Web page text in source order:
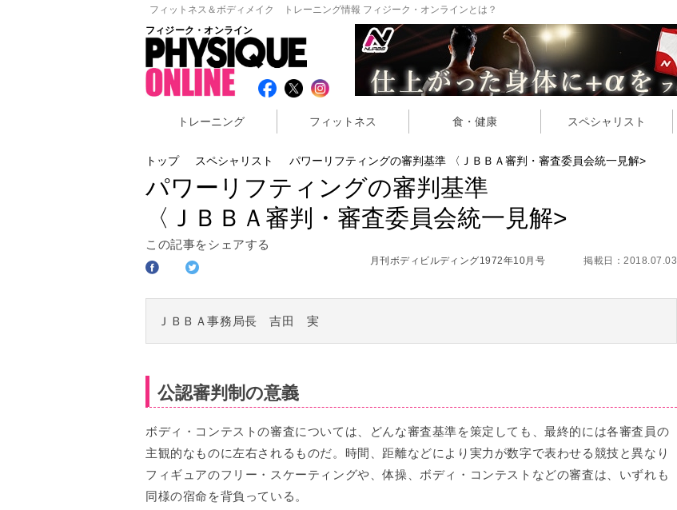
フィットネス＆ボディメイク トレーニング情報 フィジーク・オンラインとは？
フィジーク・オンライン
トレーニング フィットネス 食・健康 スペシャリスト
トップ スペシャリスト パワーリフティングの審判基準 〈ＪＢＢＡ審判・審査委員会統一見解>
パワーリフティングの審判基準
〈ＪＢＢＡ審判・審査委員会統一見解>
この記事をシェアする
月刊ボディビルディング1972年10月号 掲載日：2018.07.03
ＪＢＢＡ事務局長 吉田 実
公認審判制の意義
ボディ・コンテストの審査については、どんな審査基準を策定しても、最終的には各審査員の
主観的なものに左右されるものだ。時間、距離などにより実力が数字で表わせる競技と異なり
フィギュアのフリー・スケーティングや、体操、ボディ・コンテストなどの審査は、いずれも
同様の宿命を背負っている。